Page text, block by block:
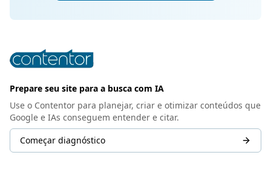
Prepare seu site para a busca com IA
Use o Contentor para planejar, criar e otimizar conteúdos que
Google e IAs conseguem entender e citar.
Começar diagnóstico